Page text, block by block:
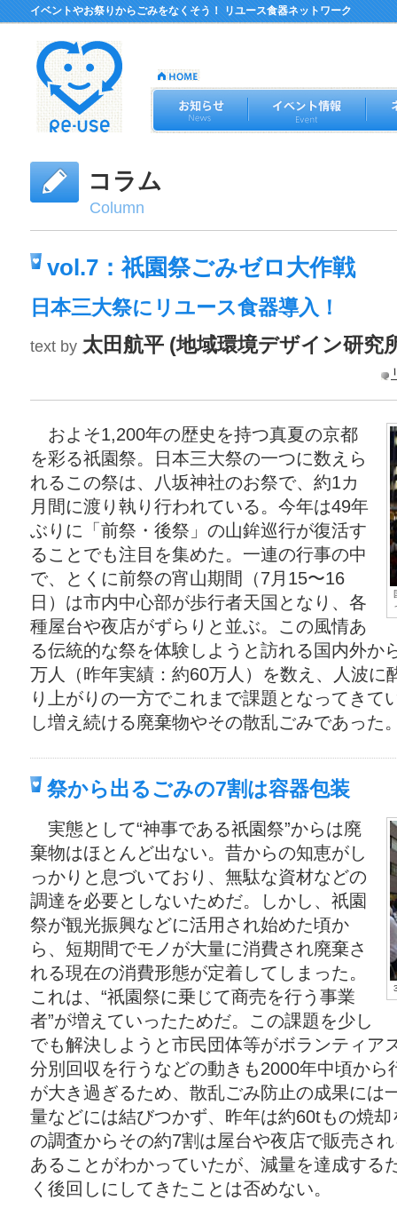
イベントやお祭りからごみをなくそう！ リユース食器ネットワーク
コラム
Column
vol.7：祇園祭ごみゼロ大作戦
日本三大祭にリユース食器導入！
text by 太田航平 (地域環境デザイン研究
およそ1,200年の歴史を持つ真夏の京都
を彩る祇園祭。日本三大祭の一つに数えら
れるこの祭は、八坂神社のお祭で、約1カ
月間に渡り執り行われている。今年は49年
ぶりに「前祭・後祭」の山鉾巡行が復活す
ることでも注目を集めた。一連の行事の中
で、とくに前祭の宵山期間（7月15〜16
日）は市内中心部が歩行者天国となり、各
種屋台や夜店がずらりと並ぶ。この風情あ
る伝統的な祭を体験しようと訪れる国内外か
万人（昨年実績：約60万人）を数え、人波に
り上がりの一方でこれまで課題となってきて
し増え続ける廃棄物やその散乱ごみであった
祭から出るごみの7割は容器包装
実態として“神事である祇園祭”からは廃
棄物はほとんど出ない。昔からの知恵がし
っかりと息づいており、無駄な資材などの
調達を必要としないためだ。しかし、祇園
祭が観光振興などに活用され始めた頃か
ら、短期間でモノが大量に消費され廃棄さ
れる現在の消費形態が定着してしまった。
これは、“祇園祭に乗じて商売を行う事業
者”が増えていったためだ。この課題を少し
でも解決しようと市民団体等がボランティア
分別回収を行うなどの動きも2000年中頃から
が大き過ぎるため、散乱ごみ防止の成果には
量などには結びつかず、昨年は約60tもの焼
の調査からその約7割は屋台や夜店で販売さ
あることがわかっていたが、減量を達成する
く後回しにしてきたことは否めない。